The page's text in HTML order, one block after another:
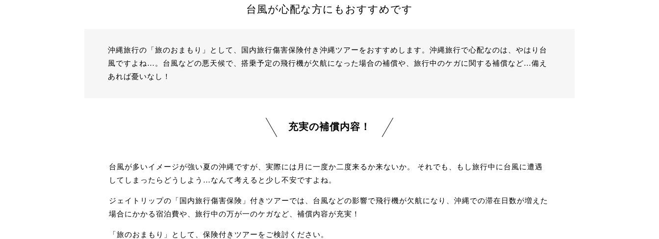
台風が心配な方にもおすすめです
沖縄旅行の「旅のおまもり」として、国内旅行傷害保険付き沖縄ツアーをおすすめします。沖縄旅行で心配なのは、やはり台
風ですよね…。台風などの悪天候で、搭乗予定の飛行機が欠航になった場合の補償や、旅行中のケガに関する補償など…備え
あれば憂いなし！
充実の補償内容！
台風が多いイメージが強い夏の沖縄ですが、実際には月に一度か二度来るか来ないか。 それでも、もし旅行中に台風に遭遇
してしまったらどうしよう…なんて考えると少し不安ですよね。
ジェイトリップの「国内旅行傷害保険」付きツアーでは、台風などの影響で飛行機が欠航になり、沖縄での滞在日数が増えた
場合にかかる宿泊費や、旅行中の万が一のケガなど、補償内容が充実！
「旅のおまもり」として、保険付きツアーをご検討ください。